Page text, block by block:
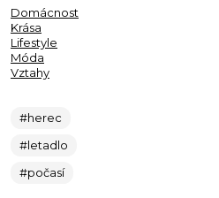
Domácnost
Krása
Lifestyle
Móda
Vztahy
#herec
#letadlo
#počasí